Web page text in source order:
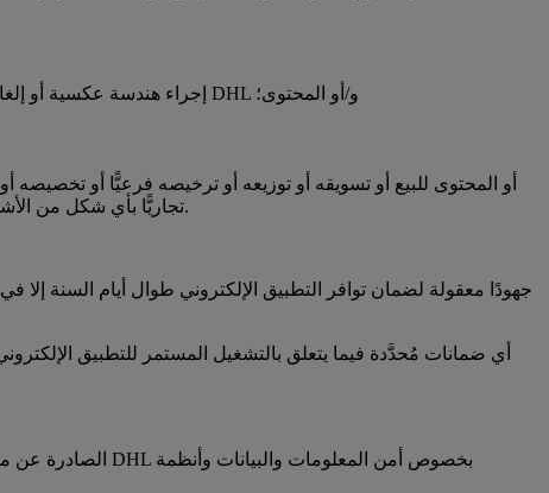
كليًّا أو جزئيًّا. لا يجوز لك بأي صورة أخرى استغلال أي محتوى أو بيانات حصلت عليها من التطبيق الإلكتروني أو من خدمات DHL تجاريًّا بأي شكل من الأشكال.